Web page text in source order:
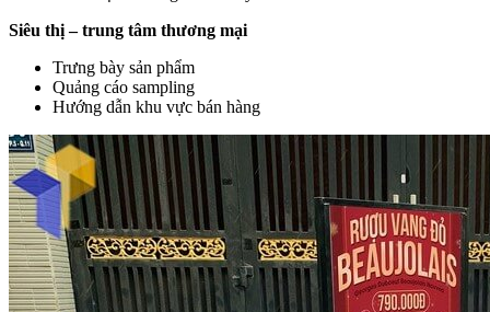
Siêu thị – trung tâm thương mại
Trưng bày sản phẩm
Quảng cáo sampling
Hướng dẫn khu vực bán hàng